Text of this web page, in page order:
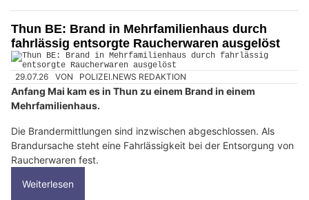
Thun BE: Brand in Mehrfamilienhaus durch
fahrlässig entsorgte Raucherwaren ausgelöst
29.07.26 VON POLIZEI.NEWS REDAKTION
Anfang Mai kam es in Thun zu einem Brand in einem
Mehrfamilienhaus.
Die Brandermittlungen sind inzwischen abgeschlossen. Als
Brandursache steht eine Fahrlässigkeit bei der Entsorgung von
Raucherwaren fest.
Weiterlesen